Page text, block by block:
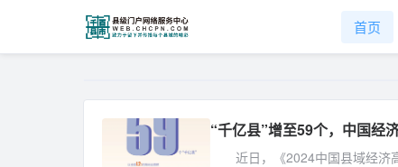
首页
“千亿县”增至59个，中国经
近日，《2024中国县域经济